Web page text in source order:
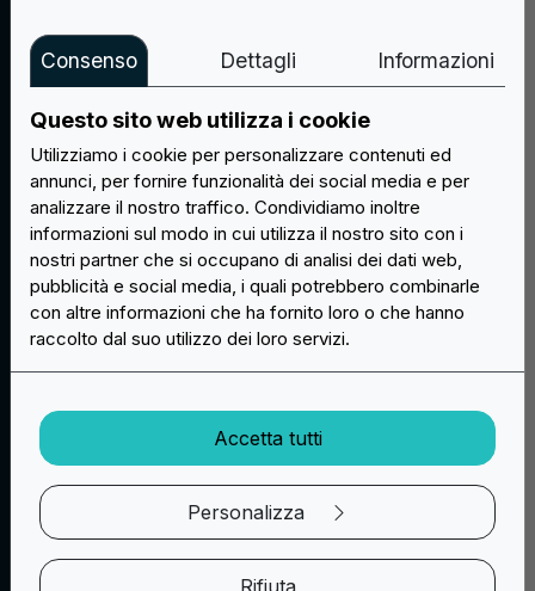
sito e/o limitare il servizio
che offriamo.
5)Comunicazione dei
dati
: le informazioni
raccolte tramite i cookies
sono riservate e non
sono comunicate a terzi.
Cookie di terze
parti
(es. Google Analytics e
Network), ovvero
rilasciati e gestiti da parte
di soggetti diversi da
Consenso Dettagli Informazioni
Questo sito web utilizza i cookie
Utilizziamo i cookie per personalizzare contenuti ed
annunci, per fornire funzionalità dei social media e per
analizzare il nostro traffico. Condividiamo inoltre
informazioni sul modo in cui utilizza il nostro sito con i
nostri partner che si occupano di analisi dei dati web,
pubblicità e social media, i quali potrebbero combinarle
con altre informazioni che ha fornito loro o che hanno
raccolto dal suo utilizzo dei loro servizi.
Accetta tutti
Personalizza